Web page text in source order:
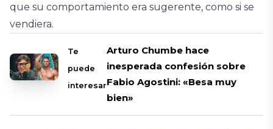
que su comportamiento era sugerente, como si se
vendiera.
Te
puede
interesar
Arturo Chumbe hace
inesperada confesión sobre
Fabio Agostini: «Besa muy
bien»